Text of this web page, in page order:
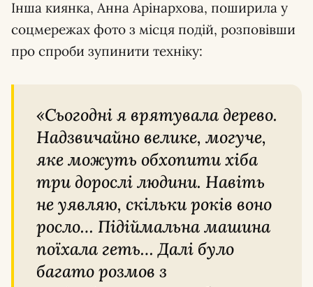
Інша киянка, Анна Арінархова, поширила у
соцмережах фото з місця подій, розповівши
про спроби зупинити техніку:
«Сьогодні я врятувала дерево.
Надзвичайно велике, могуче,
яке можуть обхопити хіба
три дорослі людини. Навіть
не уявляю, скільки років воно
росло… Підіймальна машина
поїхала геть… Далі було
багато розмов з